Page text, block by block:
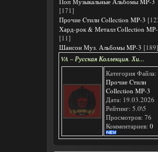
[171]
Прочие Cтили Collection MP-3
Хард-рок & Металл Collection
[11]
Шансон Муз. Альбомы MP-3 [189]
VA – Русская Коллекция. Хи...
Категория Файла:
Прочие Cтили
Collection MP-3
Дата: 19.03.2026
Рейтинг: 5.0\5
Просмотров: 76
Комментариев: 0